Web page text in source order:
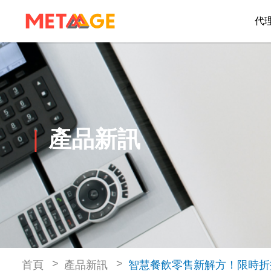
代
產品新訊
首頁 產品新訊 智慧餐飲零售新解方！限時